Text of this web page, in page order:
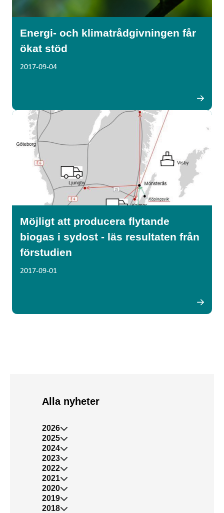
Energi- och klimatrådgivningen får
ökat stöd
2017-09-04
Möjligt att producera flytande
biogas i sydost - läs resultaten från
förstudien
2017-09-01
Alla nyheter
2026
2025
2024
2023
2022
2021
2020
2019
2018